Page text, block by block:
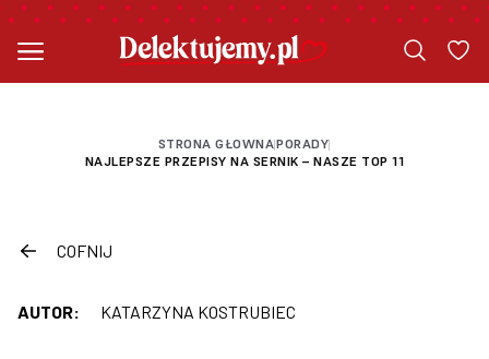
STRONA GŁOWNA|PORADY|
NAJLEPSZE PRZEPISY NA SERNIK – NASZE TOP 11
COFNIJ
AUTOR: KATARZYNA KOSTRUBIEC